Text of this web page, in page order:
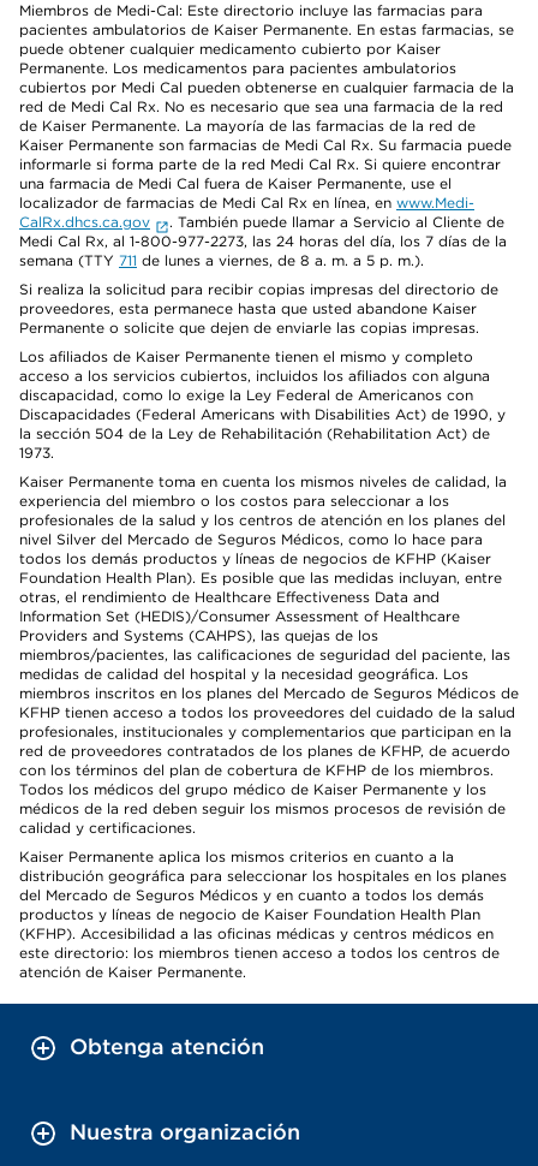
Miembros de Medi-Cal: Este directorio incluye las farmacias para
pacientes ambulatorios de Kaiser Permanente. En estas farmacias, se
puede obtener cualquier medicamento cubierto por Kaiser
Permanente. Los medicamentos para pacientes ambulatorios
cubiertos por Medi Cal pueden obtenerse en cualquier farmacia de la
red de Medi Cal Rx. No es necesario que sea una farmacia de la red
de Kaiser Permanente. La mayoría de las farmacias de la red de
Kaiser Permanente son farmacias de Medi Cal Rx. Su farmacia puede
informarle si forma parte de la red Medi Cal Rx. Si quiere encontrar
una farmacia de Medi Cal fuera de Kaiser Permanente, use el
localizador de farmacias de Medi Cal Rx en línea, en www.Medi-
CalRx.dhcs.ca.gov
. También puede llamar a Servicio al Cliente de
Medi Cal Rx, al 1-800-977-2273, las 24 horas del día, los 7 días de la
semana (TTY 711 de lunes a viernes, de 8 a. m. a 5 p. m.).
Si realiza la solicitud para recibir copias impresas del directorio de
proveedores, esta permanece hasta que usted abandone Kaiser
Permanente o solicite que dejen de enviarle las copias impresas.
Los afiliados de Kaiser Permanente tienen el mismo y completo
acceso a los servicios cubiertos, incluidos los afiliados con alguna
discapacidad, como lo exige la Ley Federal de Americanos con
Discapacidades (Federal Americans with Disabilities Act) de 1990, y
la sección 504 de la Ley de Rehabilitación (Rehabilitation Act) de
1973.
Kaiser Permanente toma en cuenta los mismos niveles de calidad, la
experiencia del miembro o los costos para seleccionar a los
profesionales de la salud y los centros de atención en los planes del
nivel Silver del Mercado de Seguros Médicos, como lo hace para
todos los demás productos y líneas de negocios de KFHP (Kaiser
Foundation Health Plan). Es posible que las medidas incluyan, entre
otras, el rendimiento de Healthcare Effectiveness Data and
Information Set (HEDIS)/Consumer Assessment of Healthcare
Providers and Systems (CAHPS), las quejas de los
miembros/pacientes, las calificaciones de seguridad del paciente, las
medidas de calidad del hospital y la necesidad geográfica. Los
miembros inscritos en los planes del Mercado de Seguros Médicos de
KFHP tienen acceso a todos los proveedores del cuidado de la salud
profesionales, institucionales y complementarios que participan en la
red de proveedores contratados de los planes de KFHP, de acuerdo
con los términos del plan de cobertura de KFHP de los miembros.
Todos los médicos del grupo médico de Kaiser Permanente y los
médicos de la red deben seguir los mismos procesos de revisión de
calidad y certificaciones.
Kaiser Permanente aplica los mismos criterios en cuanto a la
distribución geográfica para seleccionar los hospitales en los planes
del Mercado de Seguros Médicos y en cuanto a todos los demás
productos y líneas de negocio de Kaiser Foundation Health Plan
(KFHP). Accesibilidad a las oficinas médicas y centros médicos en
este directorio: los miembros tienen acceso a todos los centros de
atención de Kaiser Permanente.
Obtenga atención
Nuestra organización